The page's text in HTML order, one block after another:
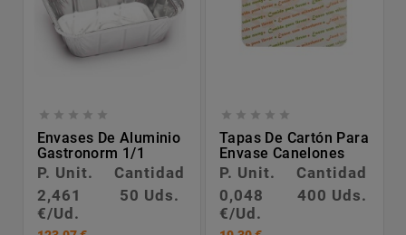
    
Envases De Aluminio
Gastronorm 1/1
P. Unit.
Cantidad
2,461
€/Ud.
50 Uds.
    
Tapas De Cartón Para
Envase Canelones
P. Unit.
Cantidad
0,048
€/Ud.
400 Uds.